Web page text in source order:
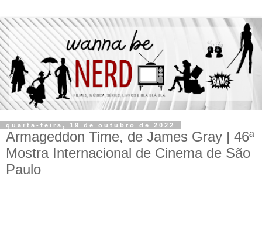
quarta-feira, 19 de outubro de 2022
Armageddon Time, de James Gray | 46ª
Mostra Internacional de Cinema de São
Paulo